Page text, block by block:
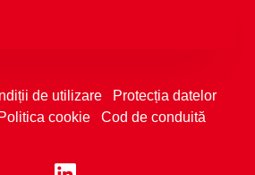
de utilizare
Protecția datelor
Politica cookie Cod de conduită